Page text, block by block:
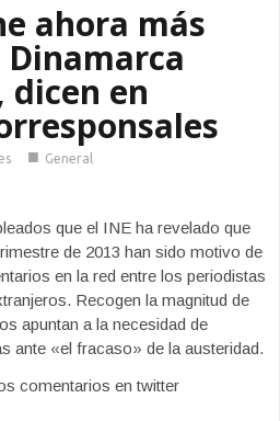
ahora más
en
■ General
que el INE ha revelado que
de 2013 han sido motivo de
en la red entre los periodistas
Recogen la magnitud de
apuntan a la necesidad de
ante «el fracaso» de la austeridad.